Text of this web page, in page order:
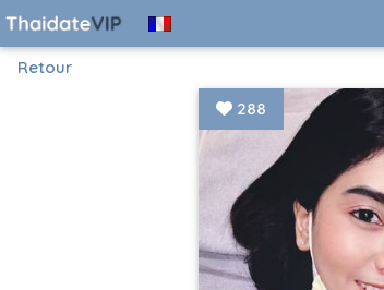
Retour
288